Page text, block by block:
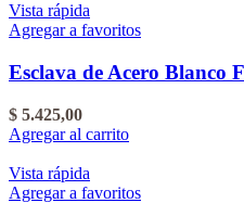
Vista rápida
Agregar a favoritos
Esclava de Acero Blanco
$ 5.425,00
Agregar al carrito
Vista rápida
Agregar a favoritos